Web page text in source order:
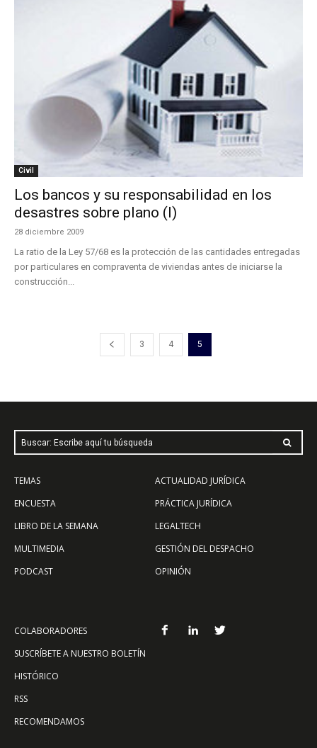
Civil
Los bancos y su responsabilidad en los
desastres sobre plano (I)
28 diciembre 2009
La ratio de la Ley 57/68 es la protección de las cantidades entregadas
por particulares en compraventa de viviendas antes de iniciarse la
construcción...
3 4 5
Buscar: Escribe aquí tu búsqueda
TEMAS
ENCUESTA
LIBRO DE LA SEMANA
MULTIMEDIA
PODCAST
ACTUALIDAD JURÍDICA
PRÁCTICA JURÍDICA
LEGALTECH
GESTIÓN DEL DESPACHO
OPINIÓN
COLABORADORES
SUSCRÍBETE A NUESTRO BOLETÍN
HISTÓRICO
RSS
RECOMENDAMOS